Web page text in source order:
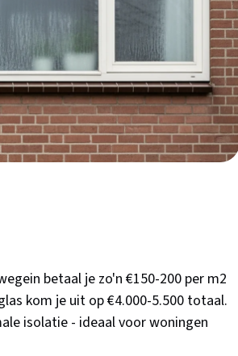
heb je waarschijnlijk nog enkel glas
buiten waaien! In Utrecht hebben
het weer waarbij goede
uit de periode 1970-1990, toen
naar HR++ of triple glas,
aan de Galecopperzoom of in
Bovendien verhoog je het
betaal je zo'n €150-200 per m2
kom je uit op €4.000-5.500 totaal.
isolatie - ideaal voor woningen